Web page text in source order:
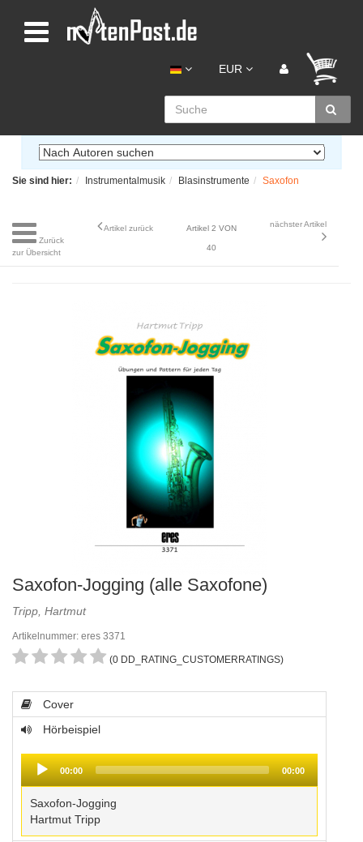
EUR
Sie sind hier: Instrumentalmusik Blasinstrumente Saxofon
Zurück
zur Übersicht
Artikel zurück Artikel 2 VON
40
nächster Artikel
Saxofon-Jogging (alle Saxofone)
Tripp, Hartmut
Artikelnummer: eres 3371
(0 DD_RATING_CUSTOMERRATINGS)
Cover
Hörbeispiel
Player
00:00 00:00
Saxofon-Jogging
Hartmut Tripp